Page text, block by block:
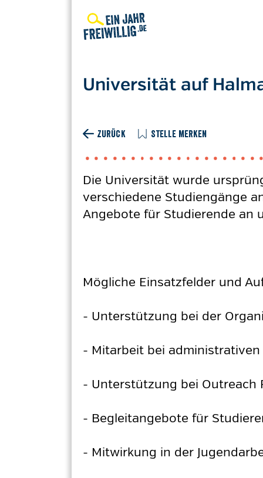
Universität auf
ZURÜCK STELLE MERKEN
Die Universität wurde
verschiedene Studiengänge
Angebote für Studierende an
Mögliche Einsatzfelder und
- Unterstützung bei der
- Mitarbeit bei administrativen
- Unterstützung bei Outreach
- Begleitangebote für
- Mitwirkung in der